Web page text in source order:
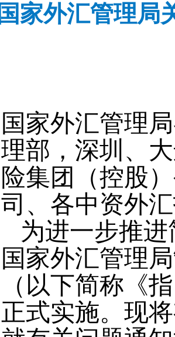
国家外汇管理局
国家外汇管理
理部，深圳、
险集团（控股
司、各中资外
为进一步推
国家外汇管理
（以下简称《
正式实施。现